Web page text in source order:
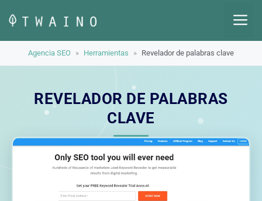
contenido
Agencia SEO » Herramientas » Revelador de palabras clave
REVELADOR DE PALABRAS
CLAVE